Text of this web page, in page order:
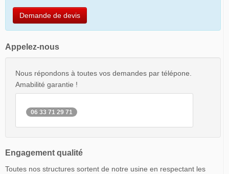
Demande de devis
Appelez-nous
Nous répondons à toutes vos demandes par télépone.
Amabilité garantie !
06 33 71 29 71
Engagement qualité
Toutes nos structures sortent de notre usine en respectant les